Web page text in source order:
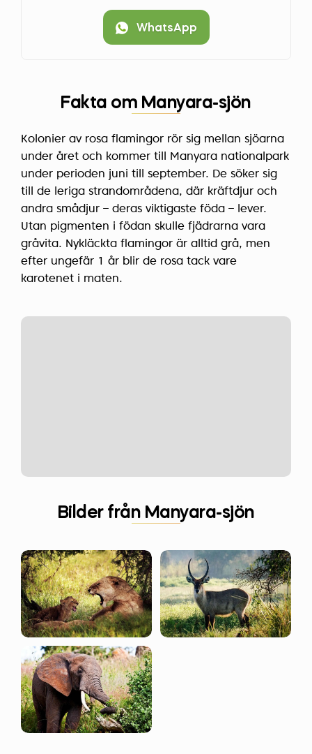
WhatsApp
Fakta om Manyara-sjön
Kolonier av rosa flamingor rör sig mellan sjöarna
under året och kommer till Manyara nationalpark
under perioden juni till september. De söker sig
till de leriga strandområdena, där kräftdjur och
andra smådjur – deras viktigaste föda – lever.
Utan pigmenten i födan skulle fjädrarna vara
gråvita. Nykläckta flamingor är alltid grå, men
efter ungefär 1 år blir de rosa tack vare
karotenet i maten.
Bilder från Manyara-sjön